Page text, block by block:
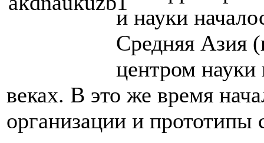
и науки
Средняя Азия
центром
веках. В это же время
организации и